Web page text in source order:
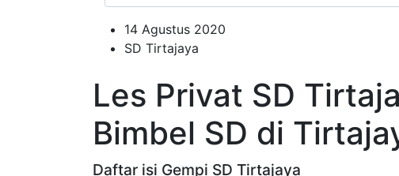
14 Agustus 2020
SD Tirtajaya
Les Privat SD
Bimbel SD di
Daftar isi Gempi SD Tirtajaya